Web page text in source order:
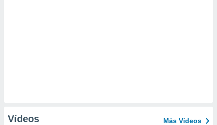
Vídeos Más Vídeos